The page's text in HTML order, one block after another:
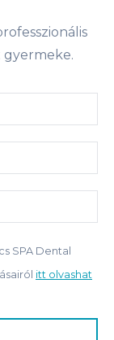
gyermeke.
SPA Dental
itt olvashat